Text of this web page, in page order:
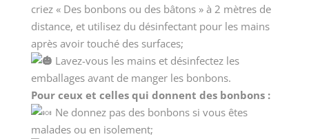
criez « Des bonbons ou des bâtons » à 2 mètres de
distance, et utilisez du désinfectant pour les mains
après avoir touché des surfaces;
Lavez-vous les mains et désinfectez les
emballages avant de manger les bonbons.
Pour ceux et celles qui donnent des bonbons :
Ne donnez pas des bonbons si vous êtes
malades ou en isolement;